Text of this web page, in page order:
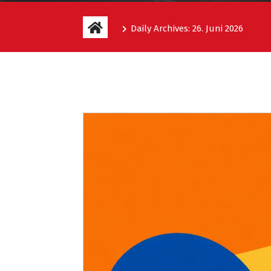
Daily Archives: 26. Juni 2026